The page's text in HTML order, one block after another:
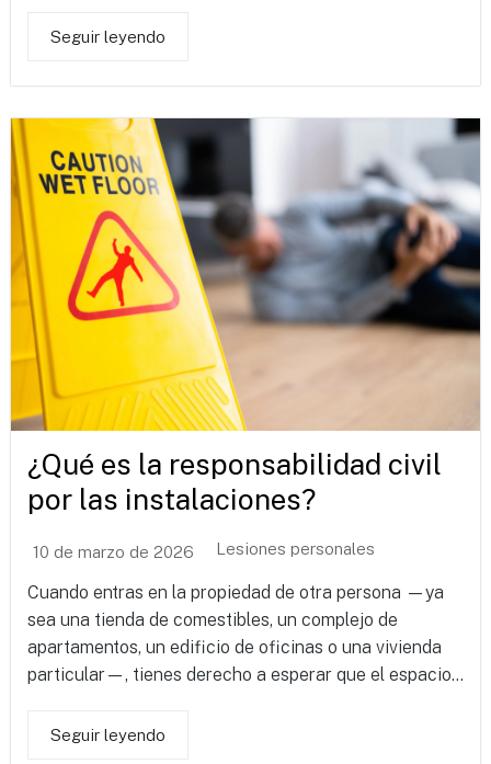
Seguir leyendo
¿Qué es la responsabilidad civil
por las instalaciones?
10 de marzo de 2026 Lesiones personales
Cuando entras en la propiedad de otra persona —ya
sea una tienda de comestibles, un complejo de
apartamentos, un edificio de oficinas o una vivienda
particular—, tienes derecho a esperar que el espacio...
Seguir leyendo